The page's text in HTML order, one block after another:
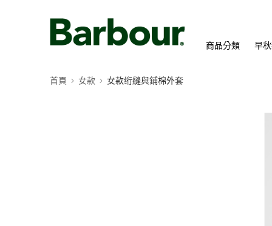
商品分類 早
首頁 女款 女款绗縫與鋪棉外套